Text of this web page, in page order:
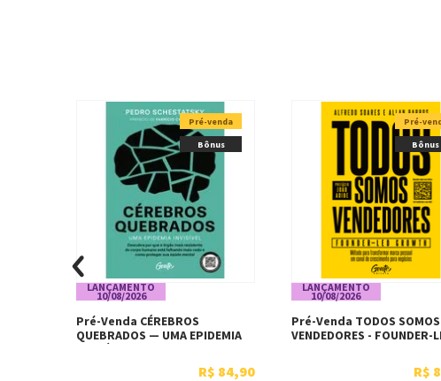
Pré-venda
Bônus
LANÇAMENTO
10/08/2026
Pré-Venda CÉREBROS
QUEBRADOS — UMA EPIDEMIA
INVISÍVEL + Bônus - Vendido E
Entregue Por Livraria Martins
R$ 84,90
Pré-
Bônus
LANÇAMENTO
10/08/2026
Pré-Venda TODOS SOMOS
VENDEDORES - FOUNDER-
Entregue Por LivrariaR$